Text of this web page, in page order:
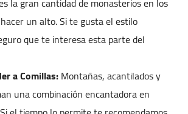
un alto. Si te gusta el estilo
que te interesa esta parte del
a Comillas:Montañas, acantilados y
una combinación encantadora en